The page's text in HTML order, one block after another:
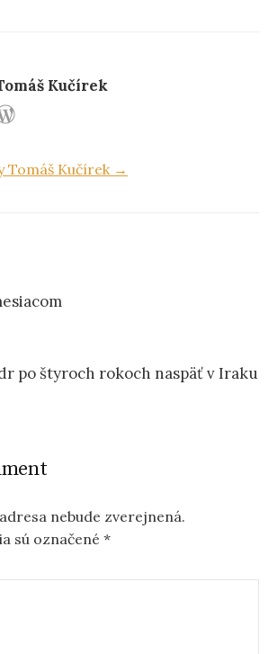
Kučírek
Tomáš Kučírek →
po štyroch rokoch naspäť v Iraku
nebude zverejnená.
sú označené *